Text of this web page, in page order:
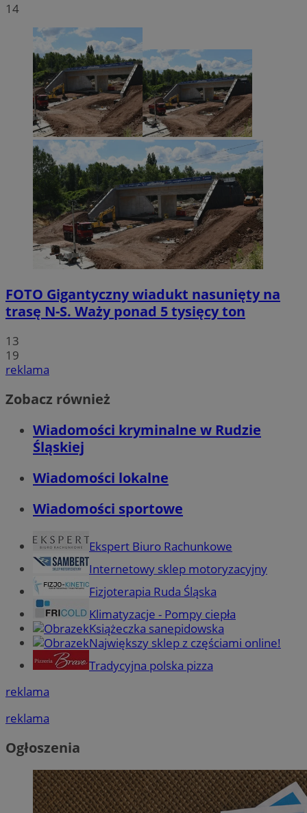
14
FOTO Gigantyczny wiadukt nasunięty na
trasę N-S. Waży ponad 5 tysięcy ton
13
19
reklama
Zobacz również
Wiadomości kryminalne w Rudzie
Śląskiej
Wiadomości lokalne
Wiadomości sportowe
Ekspert Biuro Rachunkowe
Internetowy sklep motoryzacyjny
Fizjoterapia Ruda Śląska
Klimatyzacje - Pompy ciepła
Książeczka sanepidowska
Największy sklep z częściami online!
Tradycyjna polska pizza
reklama
reklama
Ogłoszenia